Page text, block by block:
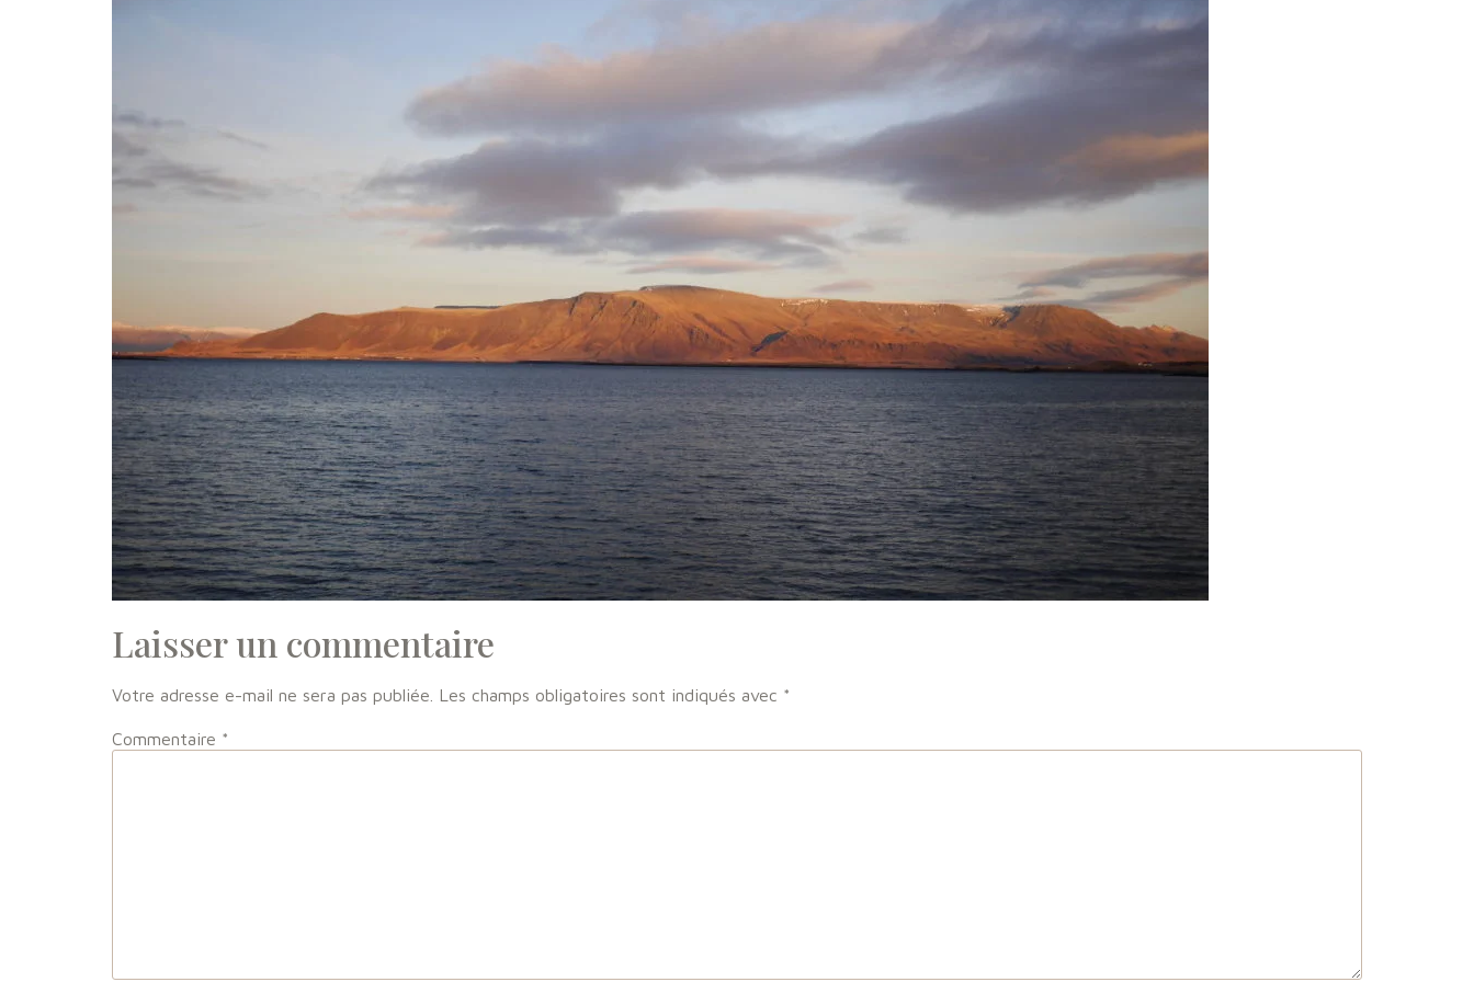
Laisser un commentaire
Votre adresse e-mail ne sera pas publiée. Les champs obligatoires sont indiqués avec *
Commentaire *